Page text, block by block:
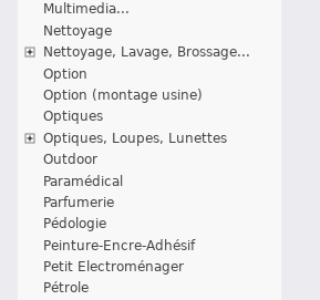
Multimedia...
Nettoyage
Nettoyage, Lavage, Brossage...
Option
Option (montage usine)
Optiques
Optiques, Loupes, Lunettes
Outdoor
Paramédical
Parfumerie
Pédologie
Peinture-Encre-Adhésif
Petit Electroménager
Pétrole